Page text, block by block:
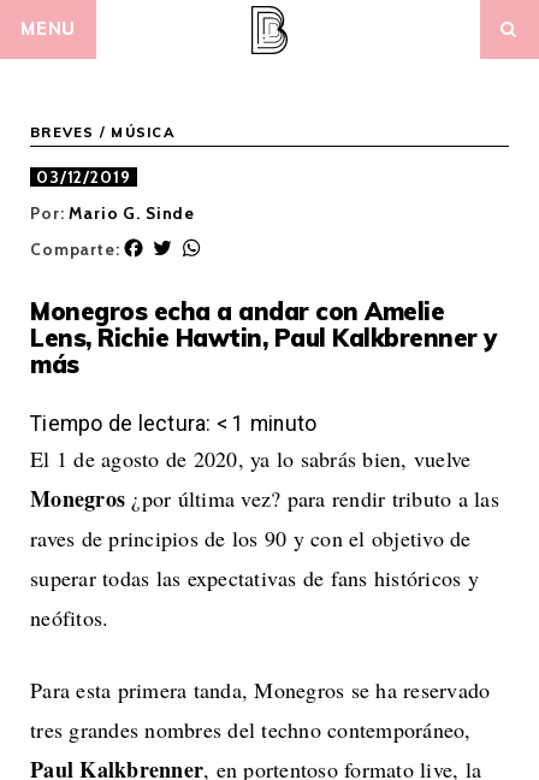
MENU
BREVES / MÚSICA
03/12/2019
Por:Mario G. Sinde
Comparte:
F
e
b
k
T
t
t
t
s
p
Monegros echa a andar con Amelie
Lens, Richie Hawtin, Paul Kalkbrenner y
más
Tiempo de lectura: < 1 minuto
El 1 de agosto de 2020, ya lo sabrás bien, vuelve
Monegros ¿por última vez? para rendir tributo a las
raves de principios de los 90 y con el objetivo de
superar todas las expectativas de fans históricos y
neófitos.
Para esta primera tanda, Monegros se ha reservado
tres grandes nombres del techno contemporáneo,
Paul Kalkbrenner, en portentoso formato live, la